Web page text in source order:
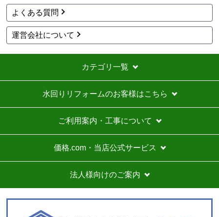
よくある質問
運営会社について
カテゴリ一覧
水回りリフォームのお客様はこちら
ご利用案内・工事について
価格.com・当店公式サービス
法人様向けのご案内